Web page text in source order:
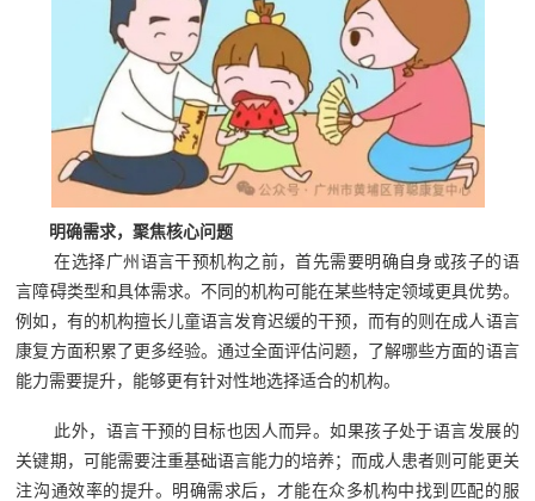
明确需求，聚焦核心问题
在选择广州语言干预机构之前，首先需要明确自身或孩子的语
言障碍类型和具体需求。不同的机构可能在某些特定领域更具优势。
例如，有的机构擅长儿童语言发育迟缓的干预，而有的则在成人语言
康复方面积累了更多经验。通过全面评估问题，了解哪些方面的语言
能力需要提升，能够更有针对性地选择适合的机构。
此外，语言干预的目标也因人而异。如果孩子处于语言发展的
关键期，可能需要注重基础语言能力的培养；而成人患者则可能更关
注沟通效率的提升。明确需求后，才能在众多机构中找到匹配的服